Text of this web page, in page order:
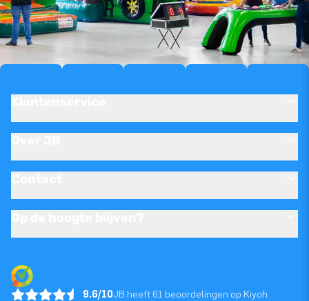
9.6/10JB heeft 61 beoordelingen op Kiyoh